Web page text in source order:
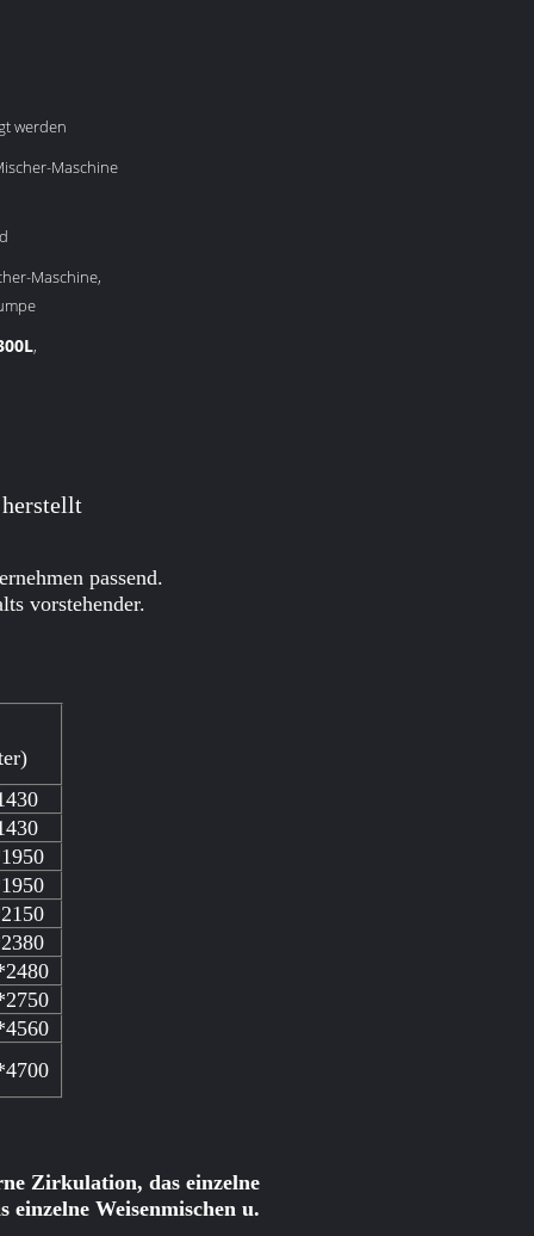
werden
Maschine
Maschine,
,
passend.
vorstehender.
Zirkulation, das einzelne
Weisenmischen u.